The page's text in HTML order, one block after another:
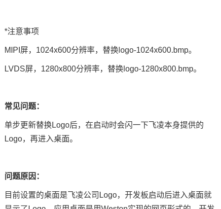
*注意事项
MIPI屏，1024x600分辨率，替换logo-1024x600.bmp。
LVDS屏，1280x800分辨率，替换logo-1280x800.bmp。
常见问题：
单步更新替换Logo后，在启动时会闪一下飞凌本身提供的
Logo，再进入桌面。
问题原因：
目前设置的桌面是飞凌公司Logo，开发板启动后进入桌面就